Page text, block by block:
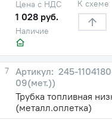
Наличие
Цена с НДС
1 028 руб.
К схеме
7
245-
09(мет.))
Трубка топливная
(металл.оплетка)